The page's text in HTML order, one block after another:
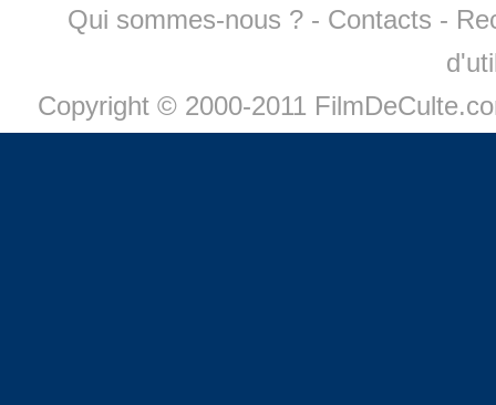
Qui sommes-nous ? - Contacts -
Copyright © 2000-2011